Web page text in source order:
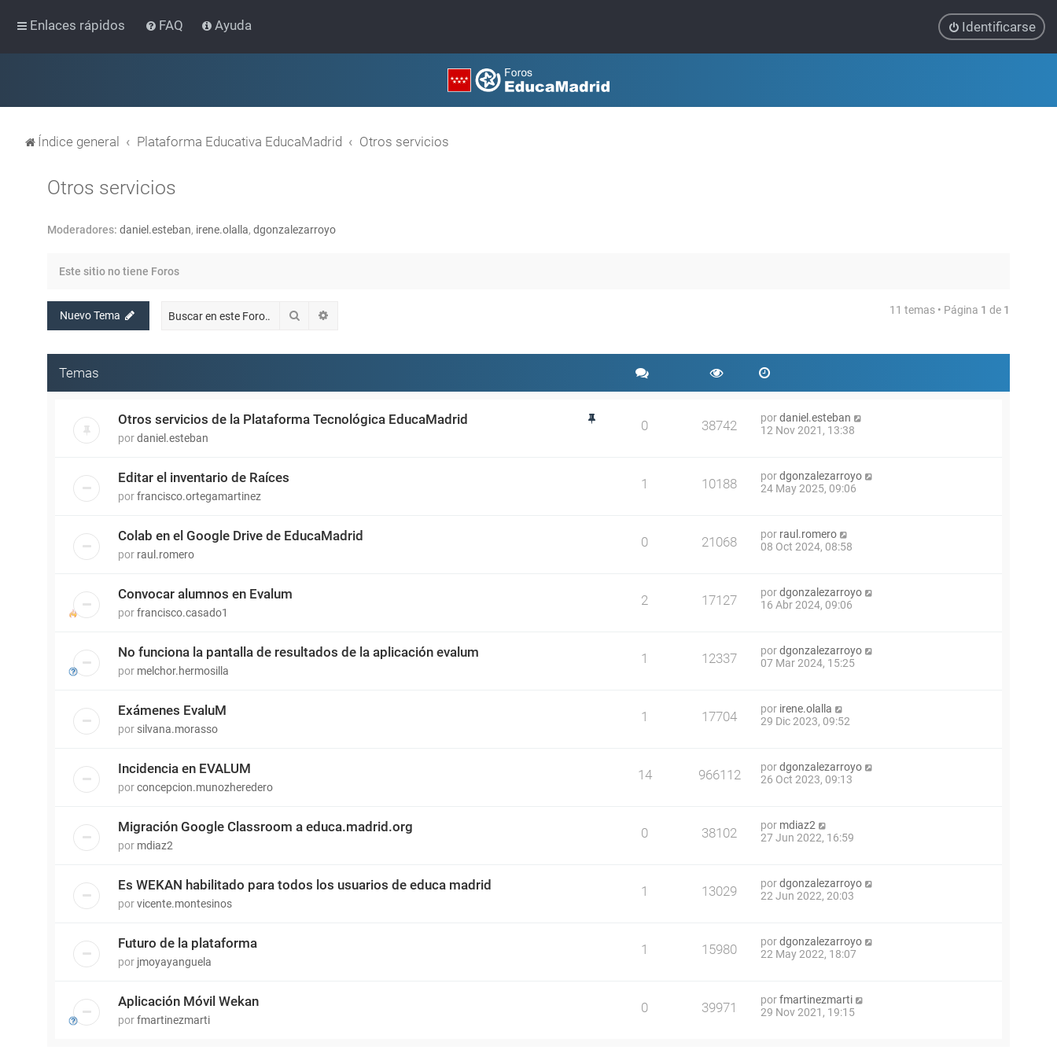
Enlaces rápidos FAQ Ayuda Identificarse
Índice general Plataforma Educativa EducaMadrid Otros servicios
Otros servicios
Moderadores: daniel.esteban, irene.olalla, dgonzalezarroyo
Este sitio no tiene Foros
Nuevo Tema Buscar 11 temas • Página 1 de 1
Temas
Otros servicios de la Plataforma Tecnológica EducaMadrid
pordaniel.esteban
0 38742 pordaniel.esteban
12 Nov 2021, 13:38
Editar el inventario de Raíces
porfrancisco.ortegamartinez
1 10188 pordgonzalezarroyo
24 May 2025, 09:06
Colab en el Google Drive de EducaMadrid
por raul.romero
0 21068 por raul.romero
08 Oct 2024, 08:58
Convocar alumnos en Evalum
porfrancisco.casado1
2 17127 pordgonzalezarroyo
16 Abr 2024, 09:06
No funciona la pantalla de resultados de la aplicación evalum
por melchor.hermosilla
1 12337 pordgonzalezarroyo
07 Mar 2024, 15:25
Exámenes EvaluM
por silvana.morasso
1 17704 por irene.olalla
29 Dic 2023, 09:52
Incidencia en EVALUM
porconcepcion.munozheredero
14 966112 pordgonzalezarroyo
26 Oct 2023, 09:13
Migración Google Classroom a educa.madrid.org
por mdiaz2
0 38102 por mdiaz2
27 Jun 2022, 16:59
Es WEKAN habilitado para todos los usuarios de educa madrid
porvicente.montesinos
1 13029 pordgonzalezarroyo
22 Jun 2022, 20:03
Futuro de la plataforma
por jmoyayanguela
1 15980 pordgonzalezarroyo
22 May 2022, 18:07
Aplicación Móvil Wekan
porfmartinezmarti
0 39971 porfmartinezmarti
29 Nov 2021, 19:15